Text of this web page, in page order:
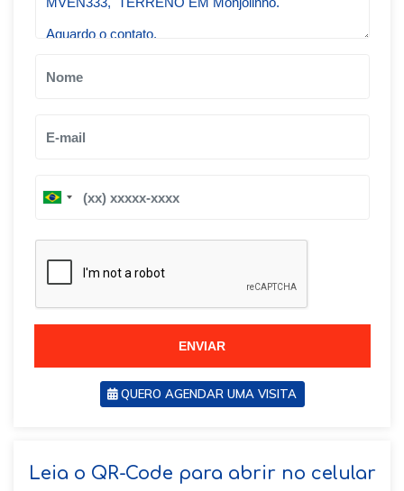
B
i
l
ENVIAR
QUERO AGENDAR UMA VISITA
Leia o QR-Code para abrir no celular